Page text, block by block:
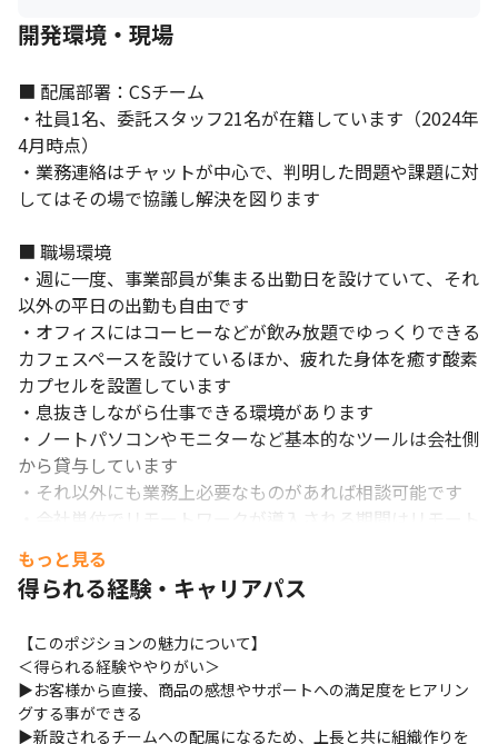
開発環境・現場
■ 配属部署：CSチーム
・社員1名、委託スタッフ21名が在籍しています（2024年
4月時点）
・業務連絡はチャットが中心で、判明した問題や課題に対
してはその場で協議し解決を図ります
■ 職場環境
・週に一度、事業部員が集まる出勤日を設けていて、それ
以外の平日の出勤も自由です
・オフィスにはコーヒーなどが飲み放題でゆっくりできる
カフェスペースを設けているほか、疲れた身体を癒す酸素
カプセルを設置しています
・息抜きしながら仕事できる環境があります
・ノートパソコンやモニターなど基本的なツールは会社側
から貸与しています
・それ以外にも業務上必要なものがあれば相談可能です
・会社単位でリモートワークが導入される期間はリモート
手当を支給しています
もっと見る
得られる経験・キャリアパス
【このポジションの魅力について】
＜得られる経験ややりがい＞
▶お客様から直接、商品の感想やサポートへの満足度をヒアリン
グする事ができる
▶新設されるチームへの配属になるため、上長と共に組織作りを